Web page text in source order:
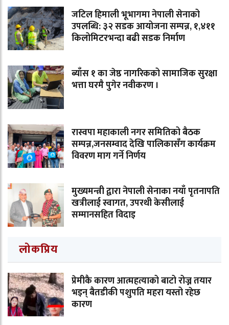
जटिल हिमाली भूभागमा नेपाली सेनाको
उपलब्धि: ३२ सडक आयोजना सम्पन्न, १,४११
किलोमिटरभन्दा बढी सडक निर्माण
ब्याँस १ का जेष्ठ नागरिकको सामाजिक सुरक्षा
भत्ता घरमै पुगेर नवीकरण ।
रास्वपा महाकाली नगर समितिको बैठक
सम्पन्न,जनसम्वाद देखि पालिकासँग कार्यक्रम
विवरण माग गर्ने निर्णय
मुख्यमन्त्री द्वारा नेपाली सेनाका नयाँ पृतनापति
खत्रीलाई स्वागत, उपरथी केसीलाई
सम्मानसहित विदाइ
लोकप्रिय
प्रेमीकै कारण आत्महत्याको बाटो रोज्न तयार
भइन् बैतडीकी पशुपति महरा यस्तो रहेछ
कारण